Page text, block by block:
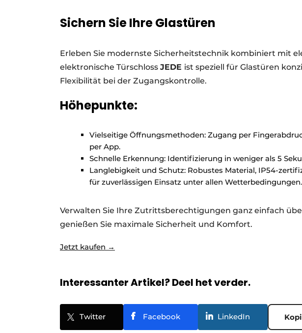
Offene Stellen
Sichern Sie Ihre Glastüren
Erleben Sie modernste Sicherheitstechnik kombiniert mit
elektronische Türschloss JEDE ist speziell für Glastüren
Flexibilität bei der Zugangskontrolle.
Höhepunkte:
Vielseitige Öffnungsmethoden: Zugang per
per App.
Schnelle Erkennung: Identifizierung in weniger als 5
Langlebigkeit und Schutz: Robustes Material, IP54-
für zuverlässigen Einsatz unter allen Wetterbedingungen.
Verwalten Sie Ihre Zutrittsberechtigungen ganz einfach
genießen Sie maximale Sicherheit und Komfort.
Jetzt kaufen →
Interessanter Artikel? Deel het verder.
Twitter Facebook LinkedIn